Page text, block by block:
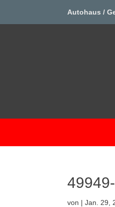
Autohaus /
von |Jan. 29,